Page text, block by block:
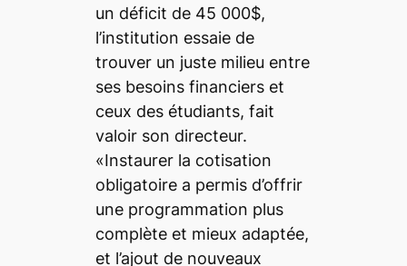
un déficit de 45 000$,
l’institution essaie de
trouver un juste milieu entre
ses besoins financiers et
ceux des étudiants, fait
valoir son directeur.
«Instaurer la cotisation
obligatoire a permis d’offrir
une programmation plus
complète et mieux adaptée,
et l’ajout de nouveaux